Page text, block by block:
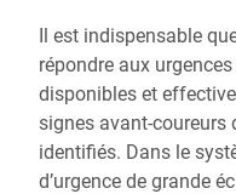
Il est indispensable
répondre aux
disponibles et
signes avant-coureurs
identifiés. Dans le
d’urgence de grande